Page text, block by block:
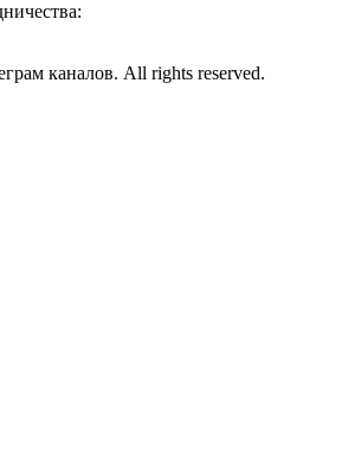
каналов. All rights reserved.